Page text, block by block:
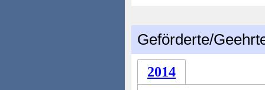
Geförderte/
2014